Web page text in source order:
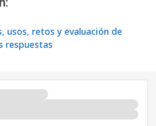
usos, retos y evaluación de
respuestas